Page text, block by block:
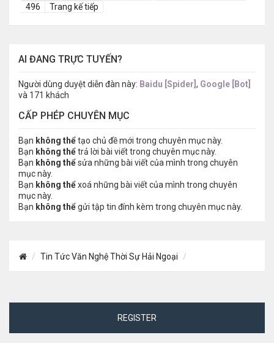
496
Trang kế tiếp
AI ĐANG TRỰC TUYẾN?
Người dùng duyệt diễn đàn này: Baidu [Spider] , Google [Bot]
và 171 khách
CẤP PHÉP CHUYÊN MỤC
Bạn không thểtạo chủ đề mới trong chuyên mục này.
Bạn không thểtrả lời bài viết trong chuyên mục này.
Bạn không thểsửa những bài viết của mình trong chuyên
mục này.
Bạn không thểxoá những bài viết của mình trong chuyên
mục này.
Bạn không thểgửi tập tin đính kèm trong chuyên mục này.
Tin Tức Văn Nghệ Thời Sự Hải Ngoại
REGISTER